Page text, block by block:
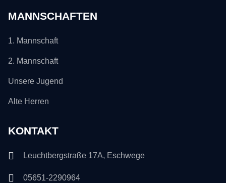
MANNSCHAFTEN
1. Mannschaft
2. Mannschaft
Unsere Jugend
Alte Herren
KONTAKT
Leuchtbergstraße 17A, Eschwege
05651-2290964